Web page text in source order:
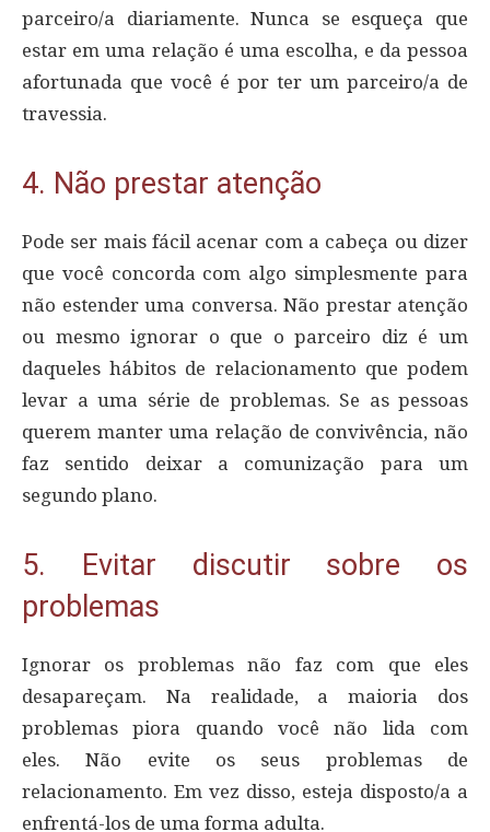
parceiro/a diariamente. Nunca se esqueça que
estar em uma relação é uma escolha, e da pessoa
afortunada que você é por ter um parceiro/a de
travessia.
4. Não prestar atenção
Pode ser mais fácil acenar com a cabeça ou dizer
que você concorda com algo simplesmente para
não estender uma conversa. Não prestar atenção
ou mesmo ignorar o que o parceiro diz é um
daqueles hábitos de relacionamento que podem
levar a uma série de problemas. Se as pessoas
querem manter uma relação de convivência, não
faz sentido deixar a comunização para um
segundo plano.
5. Evitar discutir sobre os
problemas
Ignorar os problemas não faz com que eles
desapareçam. Na realidade, a maioria dos
problemas piora quando você não lida com
eles. Não evite os seus problemas de
relacionamento. Em vez disso, esteja disposto/a a
enfrentá-los de uma forma adulta.